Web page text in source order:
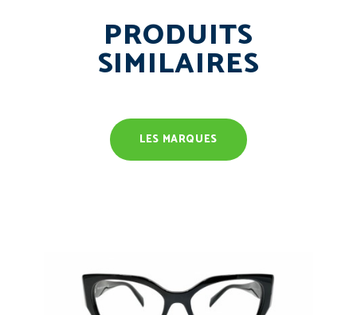
PRODUITS
SIMILAIRES
LES MARQUES